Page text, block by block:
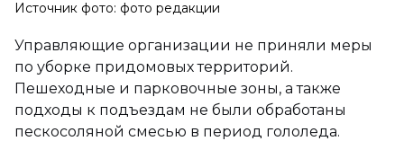
Источник фото: фото редакции
Управляющие организации не приняли меры
по уборке придомовых территорий.
Пешеходные и парковочные зоны, а также
подходы к подъездам не были обработаны
пескосоляной смесью в период гололеда.